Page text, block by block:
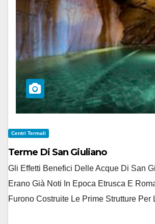
Centri Termali
Terme Di San Giuliano
Gli Effetti Benefici Delle Acque Di San
Erano Già Noti In Epoca Etrusca E
Furono Costruite Le Prime Strutture Per